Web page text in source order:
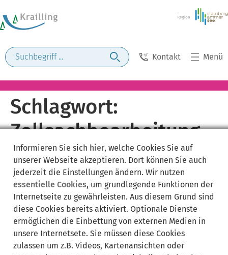
Kontakt Menü
Schlagwort:
Zollsachbearbeitung
Informieren Sie sich hier, welche Cookies Sie auf
unserer Webseite akzeptieren. Dort können Sie auch
jederzeit die Einstellungen ändern. Wir nutzen
essentielle Cookies, um grundlegende Funktionen der
Internetseite zu gewährleisten. Aus diesem Grund sind
diese Cookies bereits aktiviert. Optionale Dienste
ermöglichen die Einbettung von externen Medien in
unsere Internetsete. Sie müssen diese Cookies
zulassen um z.B. Videos, Kartenansichten oder